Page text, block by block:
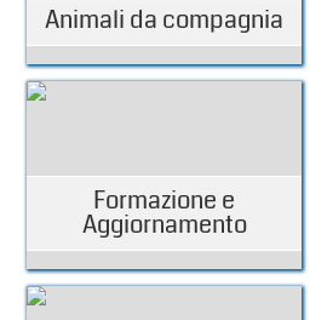
Animali da compagnia
Formazione e
Aggiornamento